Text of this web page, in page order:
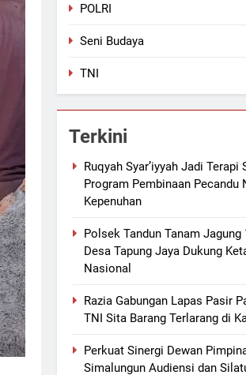
POLRI
Seni Budaya
TNI
Terkini
Ruqyah Syar’iyyah Jadi Terapi
Program Pembinaan Pecandu
Kepenuhan
Polsek Tandun Tanam Jagung
Desa Tapung Jaya Dukung
Nasional
Razia Gabungan Lapas Pasir
TNI Sita Barang Terlarang di
Perkuat Sinergi Dewan
Simalungun Audiensi dan